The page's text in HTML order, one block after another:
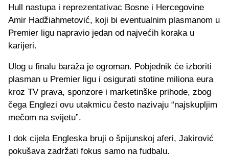
Hull nastupa i reprezentativac Bosne i Hercegovine
Amir Hadžiahmetović, koji bi eventualnim plasmanom u
Premier ligu napravio jedan od najvećih koraka u
karijeri.
Ulog u finalu baraža je ogroman. Pobjednik će izboriti
plasman u Premier ligu i osigurati stotine miliona eura
kroz TV prava, sponzore i marketinške prihode, zbog
čega Englezi ovu utakmicu često nazivaju “najskupljim
mečom na svijetu”.
I dok cijela Engleska bruji o špijunskoj aferi, Jakirović
pokušava zadržati fokus samo na fudbalu.